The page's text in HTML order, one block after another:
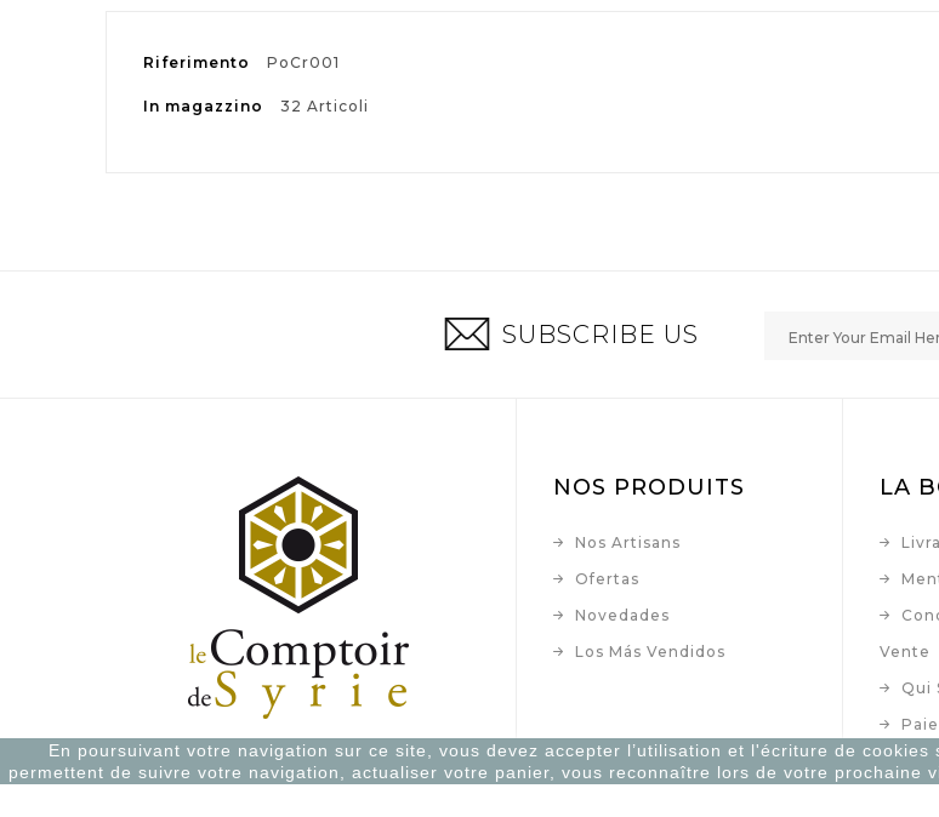
Riferimento PoCr001
In magazzino 32 Articoli
SUBSCRIBE US
NOS PRODUITS
Nos Artisans
Ofertas
Novedades
Los Más Vendidos
LA
Vente
Qui
En poursuivant votre navigation sur ce site, vous devez accepter l’utilisation et l'écriture de
permettent de suivre votre navigation, actualiser votre panier, vous reconnaître lors de votre prochaine